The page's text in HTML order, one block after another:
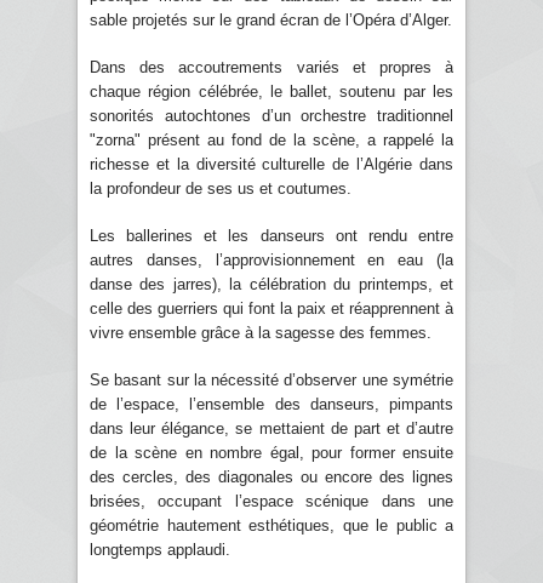
sable projetés sur le grand écran de l’Opéra d’Alger.
Dans des accoutrements variés et propres à
chaque région célébrée, le ballet, soutenu par les
sonorités autochtones d’un orchestre traditionnel
"zorna" présent au fond de la scène, a rappelé la
richesse et la diversité culturelle de l’Algérie dans
la profondeur de ses us et coutumes.
Les ballerines et les danseurs ont rendu entre
autres danses, l’approvisionnement en eau (la
danse des jarres), la célébration du printemps, et
celle des guerriers qui font la paix et réapprennent à
vivre ensemble grâce à la sagesse des femmes.
Se basant sur la nécessité d’observer une symétrie
de l’espace, l’ensemble des danseurs, pimpants
dans leur élégance, se mettaient de part et d’autre
de la scène en nombre égal, pour former ensuite
des cercles, des diagonales ou encore des lignes
brisées, occupant l’espace scénique dans une
géométrie hautement esthétiques, que le public a
longtemps applaudi.